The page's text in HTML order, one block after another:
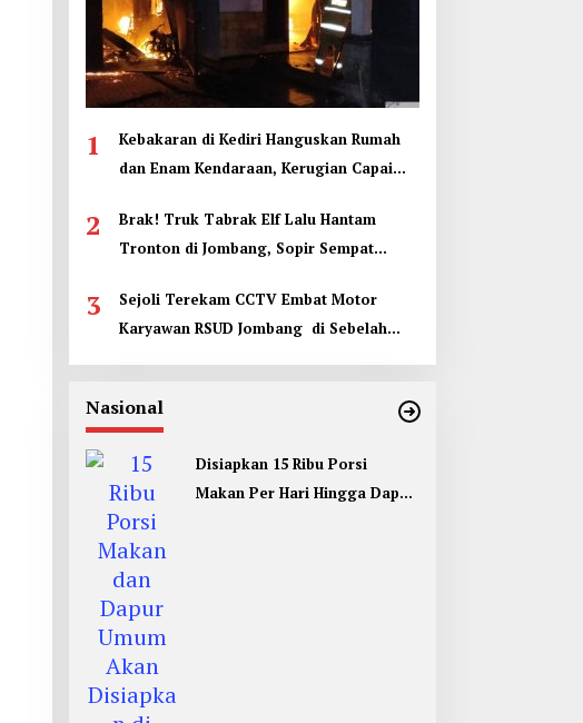
1
Kebakaran di Kediri Hanguskan Rumah
dan Enam Kendaraan, Kerugian Capai
2
Brak! Truk Tabrak Elf Lalu Hantam
Tronton di Jombang, Sopir Sempat
3
Sejoli Terekam CCTV Embat Motor
Karyawan RSUD Jombang di Sebelah
Nasional
Disiapkan 15 Ribu Porsi
Makan Per Hari Hingga Dapur